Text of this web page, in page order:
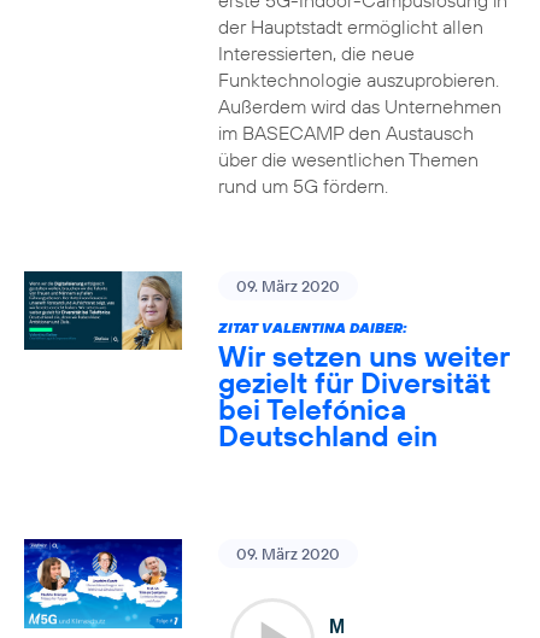
der Hauptstadt ermöglicht allen
Interessierten, die neue
Funktechnologie auszuprobieren.
Außerdem wird das Unternehmen
im BASECAMP den Austausch
über die wesentlichen Themen
rund um 5G fördern.
09. März 2020
ZITAT VALENTINA DAIBER:
Wir setzen uns weiter
gezielt für Diversität
bei Telefónica
Deutschland ein
09. März 2020